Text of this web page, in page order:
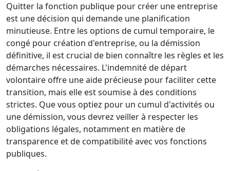
Quitter la fonction publique pour créer une entreprise
est une décision qui demande une planification
minutieuse. Entre les options de cumul temporaire, le
congé pour création d'entreprise, ou la démission
définitive, il est crucial de bien connaître les règles et les
démarches nécessaires. L'indemnité de départ
volontaire offre une aide précieuse pour faciliter cette
transition, mais elle est soumise à des conditions
strictes. Que vous optiez pour un cumul d'activités ou
une démission, vous devrez veiller à respecter les
obligations légales, notamment en matière de
transparence et de compatibilité avec vos fonctions
publiques.